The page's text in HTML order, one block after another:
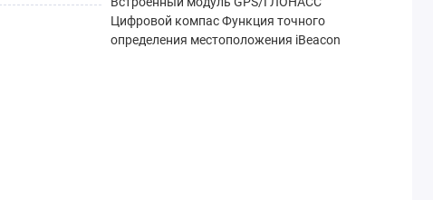
Цифровой компас Функция точного
определения местоположения iBeacon